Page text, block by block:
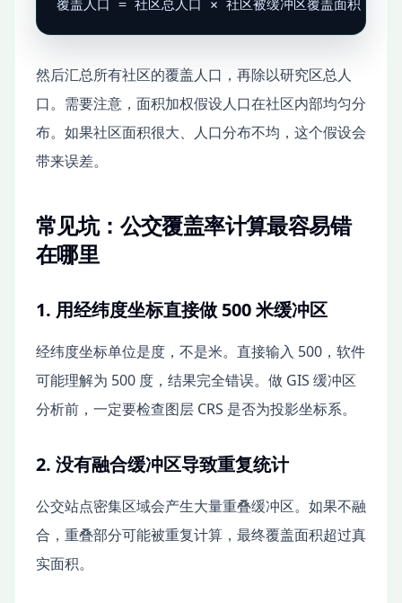
覆盖人口 = 社区总人口 × 社区被缓冲区覆盖面积 / 社
然后汇总所有社区的覆盖人口，再除以研究区总人
口。需要注意，面积加权假设人口在社区内部均匀分
布。如果社区面积很大、人口分布不均，这个假设会
带来误差。
常见坑：公交覆盖率计算最容易错
在哪里
1. 用经纬度坐标直接做 500 米缓冲区
经纬度坐标单位是度，不是米。直接输入 500，软件
可能理解为 500 度，结果完全错误。做 GIS 缓冲区
分析前，一定要检查图层 CRS 是否为投影坐标系。
2. 没有融合缓冲区导致重复统计
公交站点密集区域会产生大量重叠缓冲区。如果不融
合，重叠部分可能被重复计算，最终覆盖面积超过真
实面积。